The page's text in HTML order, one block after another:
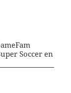
Soccer en